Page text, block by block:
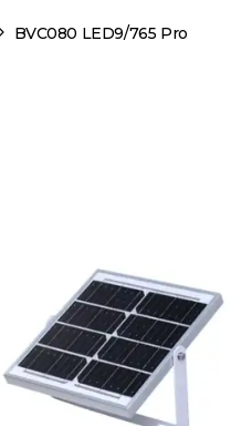
BVC080 LED9/765 Pro